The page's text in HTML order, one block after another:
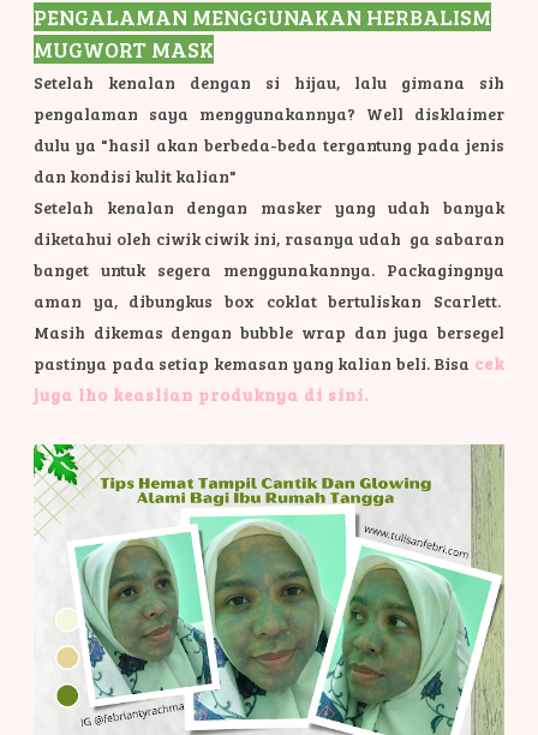
PENGALAMAN MENGGUNAKAN HERBALISM
MUGWORT MASK
Setelah kenalan dengan si hijau, lalu gimana sih
pengalaman saya menggunakannya? Well disklaimer
dulu ya "hasil akan berbeda-beda tergantung pada jenis
dan kondisi kulit kalian"
Setelah kenalan dengan masker yang udah banyak
diketahui oleh ciwik ciwik ini, rasanya udah ga sabaran
banget untuk segera menggunakannya. Packagingnya
aman ya, dibungkus box coklat bertuliskan Scarlett.
Masih dikemas dengan bubble wrap dan juga bersegel
pastinya pada setiap kemasan yang kalian beli. Bisa cek
juga lho keaslian produknya di sini.